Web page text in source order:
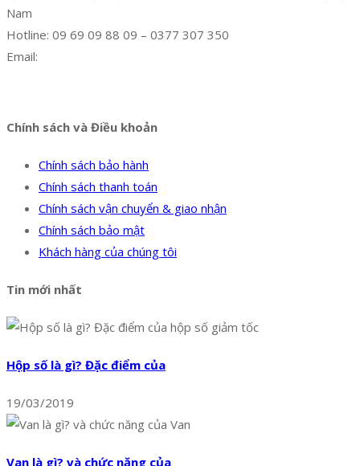
Nam
Hotline: 09 69 09 88 09 – 0377 307 350
Email:
Chính sách và Điều khoản
Chính sách bảo hành
Chính sách thanh toán
Chính sách vận chuyển & giao nhận
Chính sách bảo mật
Khách hàng của chúng tôi
Tin mới nhất
Hộp số là gì? Đặc điểm của
19/03/2019
Van là gì? và chức năng của